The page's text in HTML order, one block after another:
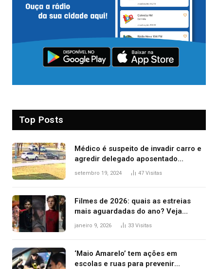
Top Posts
Médico é suspeito de invadir carro e
agredir delegado aposentado
durante confusão no trânsito
setembro 19, 2024 47 Visitas
Filmes de 2026: quais as estreias
mais aguardadas do ano? Veja
principais lançamentos do cinema
janeiro 9, 2026 33 Visitas
‘Maio Amarelo’ tem ações em
escolas e ruas para prevenir